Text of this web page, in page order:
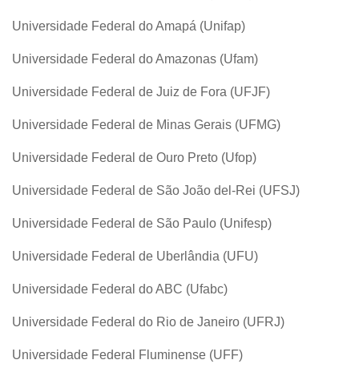
Universidade Federal do Amapá (Unifap)
Universidade Federal do Amazonas (Ufam)
Universidade Federal de Juiz de Fora (UFJF)
Universidade Federal de Minas Gerais (UFMG)
Universidade Federal de Ouro Preto (Ufop)
Universidade Federal de São João del-Rei (UFSJ)
Universidade Federal de São Paulo (Unifesp)
Universidade Federal de Uberlândia (UFU)
Universidade Federal do ABC (Ufabc)
Universidade Federal do Rio de Janeiro (UFRJ)
Universidade Federal Fluminense (UFF)